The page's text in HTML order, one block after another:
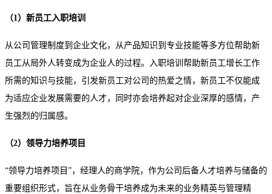
（1）新员工入职培训
从公司管理制度到企业文化，从产品知识到专业技能等多方位帮助新
员工从局外人转变成为企业人的过程。入职培训帮助新员工增长工作
所需的知识与技能，引发新员工对公司的热爱之情，新员工不仅能成
为适应企业发展需要的人才，同时亦会培养起对企业深厚的感情，产
生强烈的归属感。
（2）领导力培养项目
“领导力培养项目”，经理人的商学院，作为公司后备人才培养与储备的
重要组织形式，旨在从业务骨干培养成为未来的业务精英与管理精